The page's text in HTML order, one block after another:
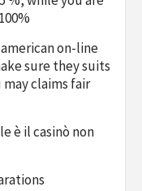
on-line
sure they suits
claims fair
è il casinò non